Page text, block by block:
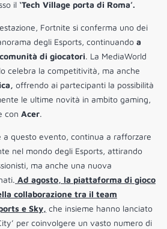
il ‘Tech Village porta di Roma’.
Fortnite si conferma uno dei
degli Esports, continuando a
di giocatori. La MediaWorld
celebra la competitività, ma anche
offrendo ai partecipanti la possibilità
le ultime novità in ambito gaming,
con Acer.
a questo evento, continua a rafforzare
nel mondo degli Esports, attirando
ma anche una nuova
Ad agosto, la piattaforma di gioco
collaborazione tra il team
e Sky, che insieme hanno lanciato
per coinvolgere un vasto numero di